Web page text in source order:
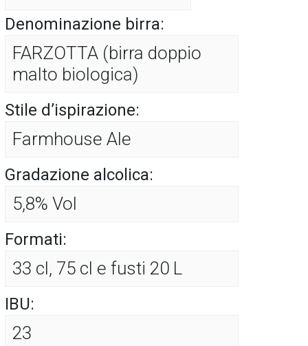
Denominazione birra:
FARZOTTA (birra doppio
malto biologica)
Stile d’ispirazione:
Farmhouse Ale
Gradazione alcolica:
5,8% Vol
Formati:
33 cl, 75 cl e fusti 20 L
IBU:
23